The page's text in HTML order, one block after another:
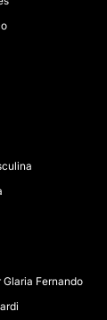
Fernando